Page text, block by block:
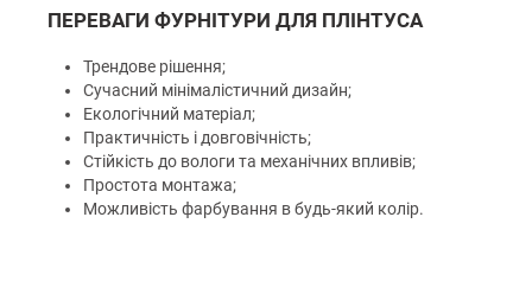
ПЕРЕВАГИ ФУРНІТУРИ ДЛЯ ПЛІНТУСА
Трендове рішення;
Сучасний мінімалістичний дизайн;
Екологічний матеріал;
Практичність і довговічність;
Стійкість до вологи та механічних впливів;
Простота монтажа;
Можливість фарбування в будь-який колір.